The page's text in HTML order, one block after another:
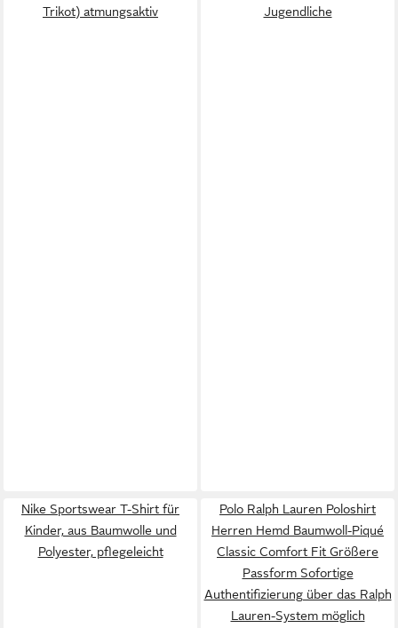
Trikot) atmungsaktiv
Jugendliche
Nike Sportswear T-Shirt für
Kinder, aus Baumwolle und
Polyester, pflegeleicht
Polo Ralph Lauren Poloshirt
Herren Hemd Baumwoll-Piqué
Classic Comfort Fit Größere
Passform Sofortige
Authentifizierung über das Ralph
Lauren-System möglich